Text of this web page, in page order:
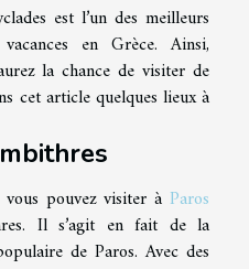
est l’un des meilleurs
en Grèce. Ainsi,
la chance de visiter de
cet article quelques lieux à
pouvez visiter à Paros
Il s’agit en fait de la
de Paros. Avec des